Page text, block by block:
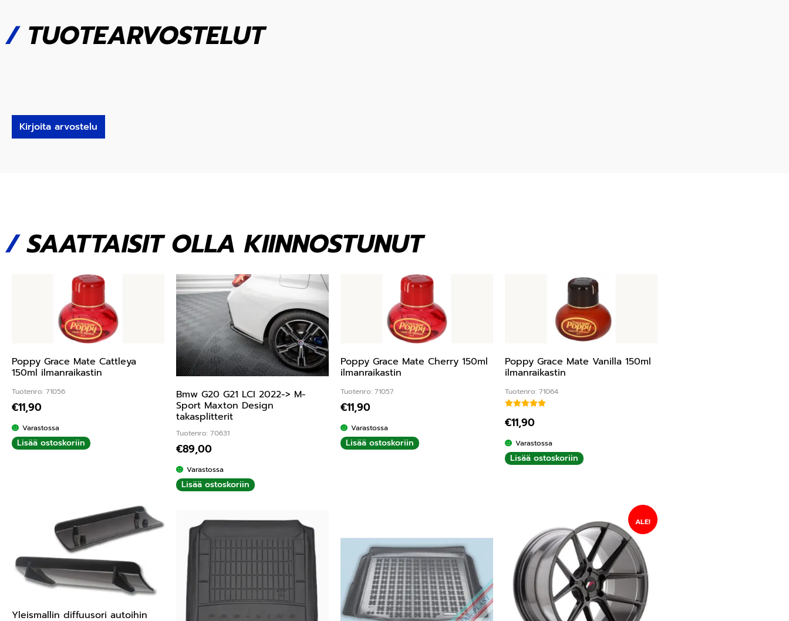
/TUOTEARVOSTELUT
Kirjoita arvostelu
/SAATTAISIT OLLA KIINNOSTUNUT
Poppy Grace Mate Cattleya
150ml ilmanraikastin
Tuotenro: 71056
€11,90
Varastossa
Lisää ostoskoriin
Bmw G20 G21 LCI 2022-> M-
Sport Maxton Design
takasplitterit
Tuotenro: 70631
€89,00
Varastossa
Lisää ostoskoriin
Poppy Grace Mate Cherry 150ml
ilmanraikastin
Tuotenro: 71057
€11,90
Varastossa
Lisää ostoskoriin
Poppy Grace Mate Vanilla 150ml
ilmanraikastin
Tuotenro: 71064
€11,90
Varastossa
Lisää ostoskoriin
Yleismallin diffuusori autoihin
ALE!